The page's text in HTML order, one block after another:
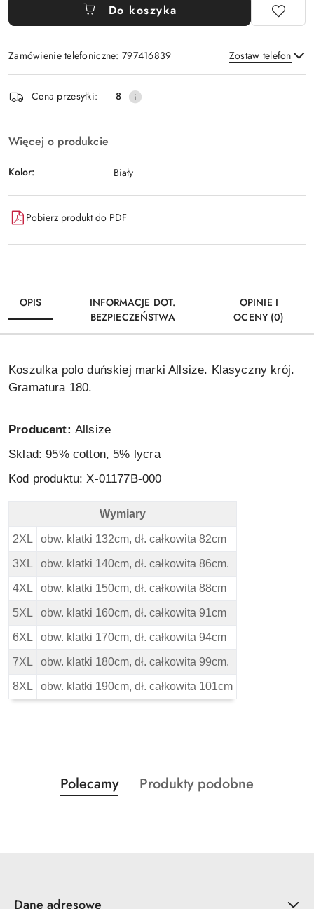
Do koszyka
Zamówienie telefoniczne: 797416839 Zostaw telefon
Wyślij
Dostępność
i
dostawa
Cena przesyłki: 8
Więcej o produkcie
Kolor: Biały
Pobierz produkt do PDF
OPIS
INFORMACJE DOT.
BEZPIECZEŃSTWA
OPINIE I
OCENY (0)
Koszulka polo duńskiej marki Allsize. Klasyczny krój.
Gramatura 180.
Producent: Allsize
Sklad: 95% cotton, 5% lycra
Kod produktu: X-01177B-000
North 56 4 Duża Koszulka Polo - Wymiary
Wymiary
2XL obw. klatki 132cm, dł. całkowita 82cm
3XL obw. klatki 140cm, dł. całkowita 86cm.
4XL obw. klatki 150cm, dł. całkowita 88cm
5XL obw. klatki 160cm, dł. całkowita 91cm
6XL obw. klatki 170cm, dł. całkowita 94cm
7XL obw. klatki 180cm, dł. całkowita 99cm.
8XL obw. klatki 190cm, dł. całkowita 101cm
Pomiń karuzelę produktów
Produkty
o
Polecamy
Produkty
Produkty podobne
Dane adresowe